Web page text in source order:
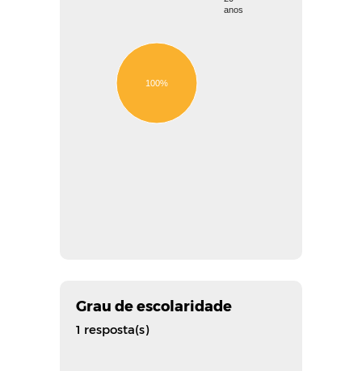
anos
100%
Grau de escolaridade
1 resposta(s)